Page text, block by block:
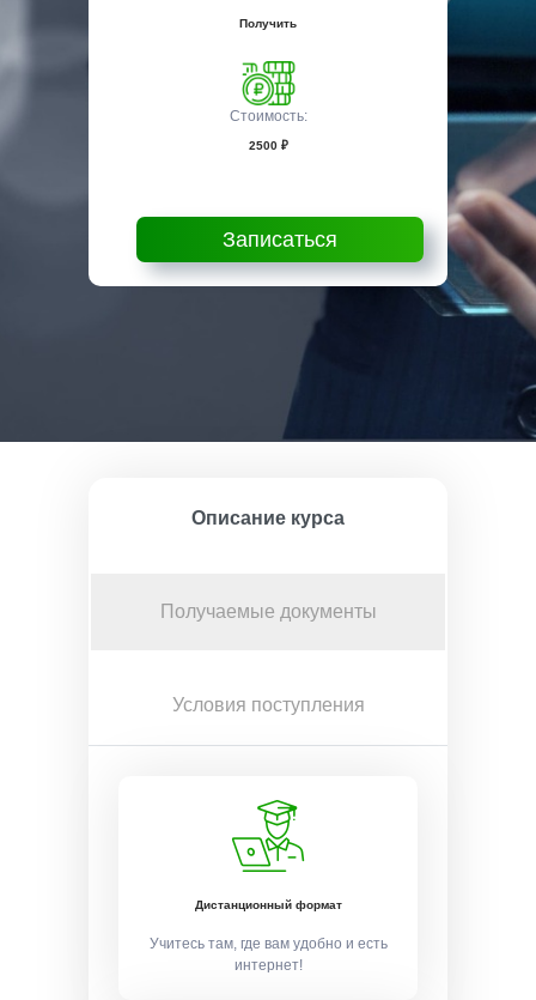
Получить
Стоимость:
2500 ₽
Записаться
Описание курса
Получаемые документы
Условия поступления
Дистанционный формат
Учитесь там, где вам удобно и есть
интернет!